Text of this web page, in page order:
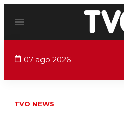
Menú
07 ago 2026
TVO NEWS